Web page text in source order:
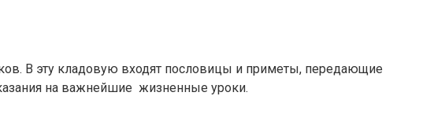
В эту кладовую входят пословицы и приметы, передающие
на важнейшие жизненные уроки.